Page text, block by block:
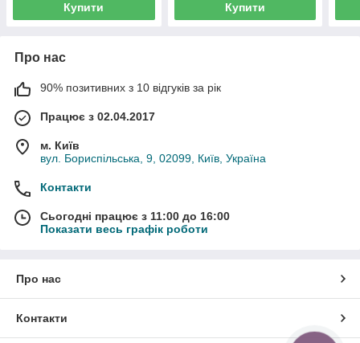
Купити Купити
Про нас
90% позитивних з 10 відгуків за рік
Працює з 02.04.2017
м. Київ
вул. Бориспільська, 9, 02099, Київ, Україна
Контакти
Сьогодні працює з 11:00 до 16:00
Показати весь графік роботи
Про нас
Контакти